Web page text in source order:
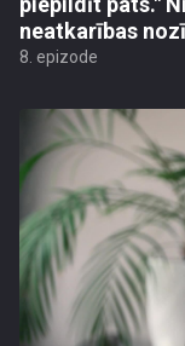
neatkarības
8. epizode